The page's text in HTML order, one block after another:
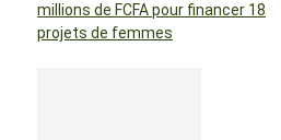
millions de FCFA pour financer 18
projets de femmes